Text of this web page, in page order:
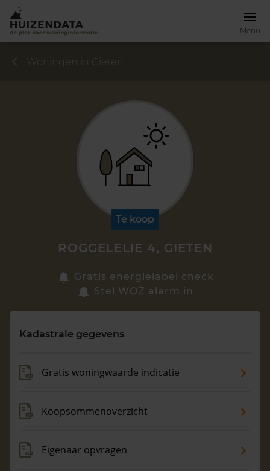
Menu
Zoek een woning
Maandag t/m vrijdag - 08:00 -18:00
Woningen in Gieten
Te koop
ROGGELELIE 4, GIETEN
Gratis energielabel check
Stel WOZ alarm in
Kadastrale gegevens
Gratis woningwaarde indicatie
Koopsommenoverzicht
Eigenaar opvragen